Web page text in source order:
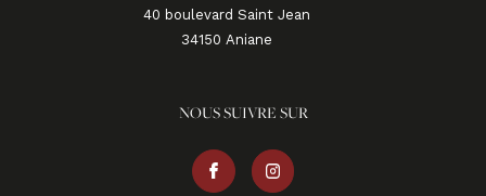
40 boulevard Saint Jean
34150
aniane
NOUS SUIVRE SUR